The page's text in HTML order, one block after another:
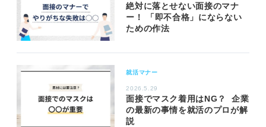
絶対に落とせない面接のマナ
ー！ 「即不合格」にならない
ための作法
就活マナー
2026.5.29
面接でマスク着用はNG？ 企業
の最新の事情を就活のプロが解
説